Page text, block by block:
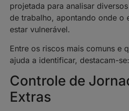
projetada para analisar
de trabalho, apontando onde o
estar vulnerável.
Entre os riscos mais comuns e
ajuda a identificar, destacam-se:
Controle de
Extras